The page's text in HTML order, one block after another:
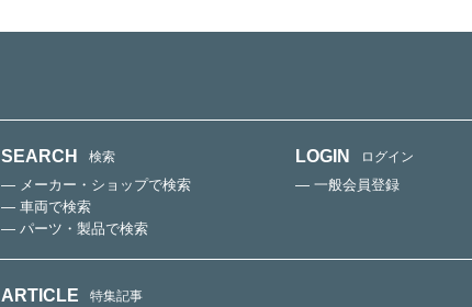
SEARCH 検索
— メーカー・ショップで検索
— 車両で検索
— パーツ・製品で検索
LOGIN ログイン
— 一般会員登録
ARTICLE 特集記事